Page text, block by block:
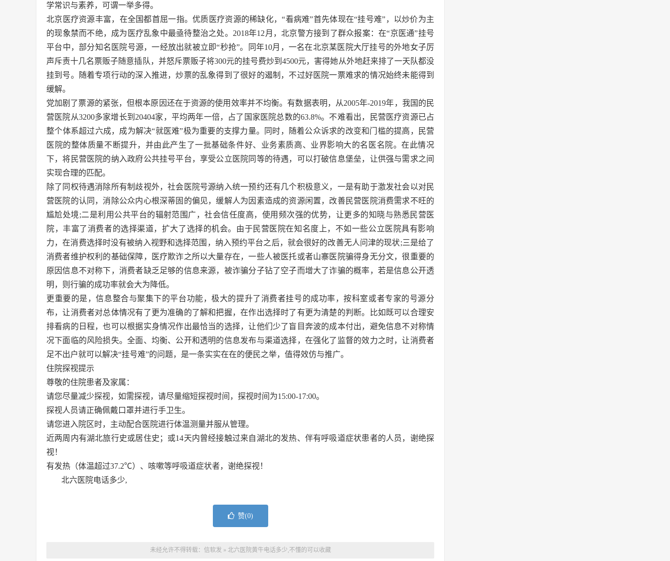
学常识与素养，可谓一举多得。
北京医疗资源丰富，在全国都首屈一指。优质医疗资源的稀缺化，“看病难”首先体现在“挂号难”，以炒价为主
的现象禁而不绝，成为医疗乱象中最亟待整治之处。2018年12月，北京警方接到了群众报案：在“京医通”挂号
平台中，部分知名医院号源，一经放出就被立即“秒抢”。同年10月，一名在北京某医院大厅挂号的外地女子厉
声斥责十几名票贩子随意插队，并怒斥票贩子将300元的挂号费炒到4500元，害得她从外地赶来排了一天队都没
挂到号。随着专项行动的深入推进，炒票的乱象得到了很好的遏制，不过好医院一票难求的情况始终未能得到
缓解。
党加剧了票源的紧张，但根本原因还在于资源的使用效率并不均衡。有数据表明，从2005年-2019年，我国的民
营医院从3200多家增长到20404家，平均两年一倍，占了国家医院总数的63.8%。不难看出，民营医疗资源已占
整个体系超过六成，成为解决“就医难”极为重要的支撑力量。同时，随着公众诉求的改变和门槛的提高，民营
医院的整体质量不断提升，并由此产生了一批基础条件好、业务素质高、业界影响大的名医名院。在此情况
下，将民营医院的纳入政府公共挂号平台，享受公立医院同等的待遇，可以打破信息堡垒，让供强与需求之间
实现合理的匹配。
除了同权待遇消除所有制歧视外，社会医院号源纳入统一预约还有几个积极意义，一是有助于激发社会以对民
营医院的认同，消除公众内心根深蒂固的偏见，缓解人为因素造成的资源闲置，改善民营医院消费需求不旺的
尴尬处境;二是利用公共平台的辐射范围广，社会信任度高，使用频次强的优势，让更多的知晓与熟悉民营医
院，丰富了消费者的选择渠道，扩大了选择的机会。由于民营医院在知名度上，不如一些公立医院具有影响
力，在消费选择时没有被纳入视野和选择范围，纳入预约平台之后，就会很好的改善无人问津的现状;三是给了
消费者维护权利的基础保障，医疗欺诈之所以大量存在，一些人被医托或者山寨医院骗得身无分文，很重要的
原因信息不对称下，消费者缺乏足够的信息来源，被诈骗分子钻了空子而增大了诈骗的概率，若是信息公开透
明，则行骗的成功率就会大为降低。
更重要的是，信息整合与聚集下的平台功能，极大的提升了消费者挂号的成功率，按科室或者专家的号源分
布，让消费者对总体情况有了更为准确的了解和把握，在作出选择时了有更为清楚的判断。比如既可以合理安
排看病的日程，也可以根据实身情况作出最恰当的选择，让他们少了盲目奔波的成本付出，避免信息不对称情
况下面临的风险损失。全面、均衡、公开和透明的信息发布与渠道选择，在强化了监督的效力之时，让消费者
足不出户就可以解决“挂号难”的问题，是一条实实在在的便民之举，值得效仿与推广。
住院探视提示
尊敬的住院患者及家属：
请您尽量减少探视，如需探视，请尽量缩短探视时间，探视时间为15:00-17:00。
探视人员请正确佩戴口罩并进行手卫生。
请您进入院区时，主动配合医院进行体温测量并服从管理。
近两周内有湖北旅行史或居住史；或14天内曾经接触过来自湖北的发热、伴有呼吸道症状患者的人员，谢绝探
视！
有发热（体温超过37.2℃）、咳嗽等呼吸道症状者，谢绝探视！
北六医院电话多少,
赞(0)
未经允许不得转载： 信软发 » 北六医院黄牛电话多少,不懂的可以收藏